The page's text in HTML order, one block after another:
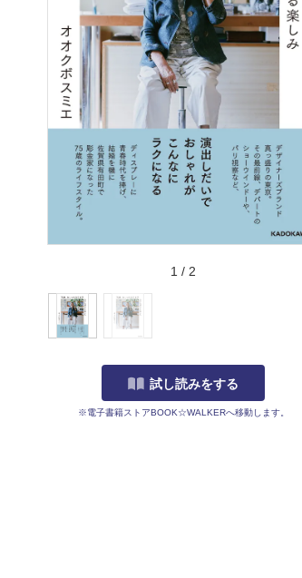
1 / 2
試し読みをする
※電子書籍ストアBOOK☆WALKERへ移動します。